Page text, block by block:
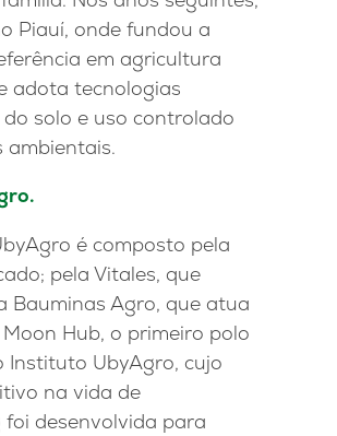
Piauí, onde fundou a
em agricultura
adota tecnologias
solo e uso controlado
ambientais.
é composto pela
pela Vitales, que
Bauminas Agro, que atua
Hub, o primeiro polo
UbyAgro, cujo
na vida de
foi desenvolvida para